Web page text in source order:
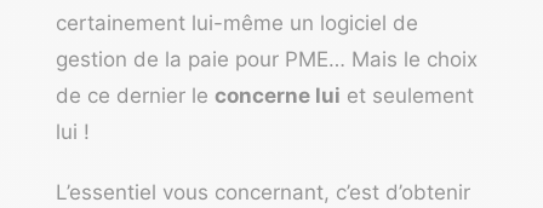
certainement lui-même un logiciel de
gestion de la paie pour PME… Mais le choix
de ce dernier le concerne lui et seulement
lui !
L’essentiel vous concernant, c’est d’obtenir